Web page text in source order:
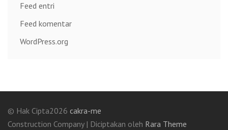
Feed entri
Feed komentar
WordPress.org
© Hak Cipta2026 cakra-me
Construction Company | Diciptakan oleh Rara Theme